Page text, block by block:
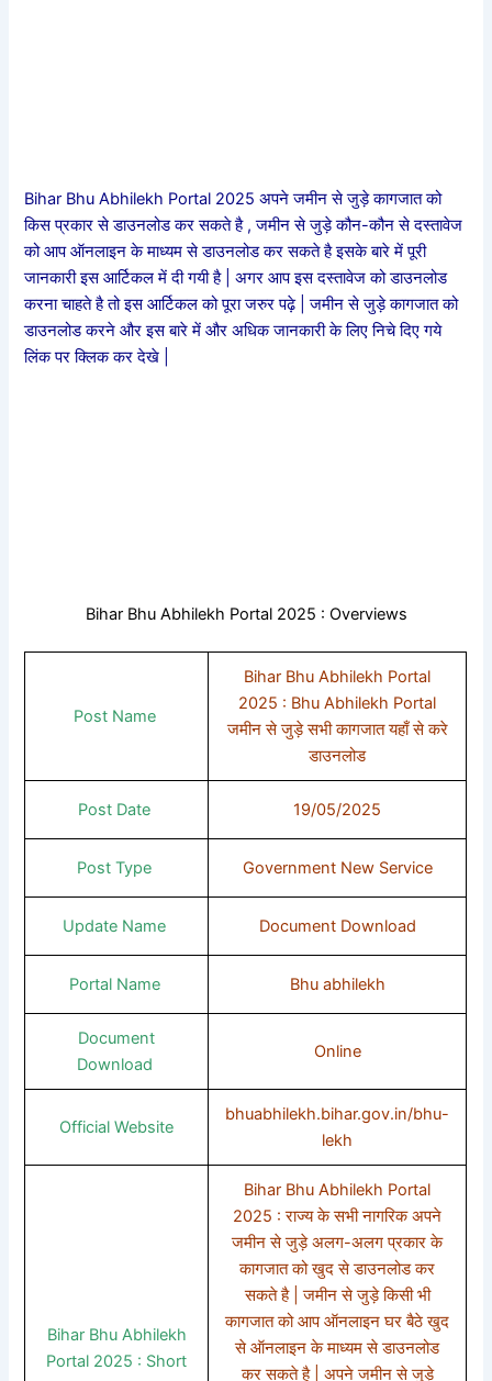
Bihar Bhu Abhilekh Portal 2025 अपने जमीन से जुड़े कागजात को
किस प्रकार से डाउनलोड कर सकते है , जमीन से जुड़े कौन-कौन से दस्तावेज
को आप ऑनलाइन के माध्यम से डाउनलोड कर सकते है इसके बारे में पूरी
जानकारी इस आर्टिकल में दी गयी है | अगर आप इस दस्तावेज को डाउनलोड
करना चाहते है तो इस आर्टिकल को पूरा जरुर पढ़े | जमीन से जुड़े कागजात को
डाउनलोड करने और इस बारे में और अधिक जानकारी के लिए निचे दिए गये
लिंक पर क्लिक कर देखे |
Bihar Bhu Abhilekh Portal 2025 : Overviews
Post Name
Bihar Bhu Abhilekh Portal
2025 : Bhu Abhilekh Portal
जमीन से जुड़े सभी कागजात यहाँ से करे
डाउनलोड
Post Date 19/05/2025
Post Type Government New Service
Update Name Document Download
Portal Name Bhu abhilekh
Document
Download
Online
Official Website
bhuabhilekh.bihar.gov.in/bhu-
lekh
Bihar Bhu Abhilekh
Portal 2025 : Short
Bihar Bhu Abhilekh Portal
2025 : राज्य के सभी नागरिक अपने
जमीन से जुड़े अलग-अलग प्रकार के
कागजात को खुद से डाउनलोड कर
सकते है | जमीन से जुड़े किसी भी
कागजात को आप ऑनलाइन घर बैठे खुद
से ऑनलाइन के माध्यम से डाउनलोड
कर सकते है | अपने जमीन से जुड़े